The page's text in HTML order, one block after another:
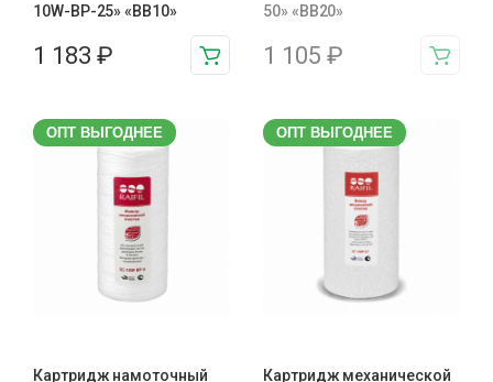
10W-BP-25» «BB10»
1 183 ₽
50» «BB20»
1 105 ₽
ОПТ ВЫГОДНЕЕ
Картридж намоточный
ОПТ ВЫГОДНЕЕ
Картридж механической